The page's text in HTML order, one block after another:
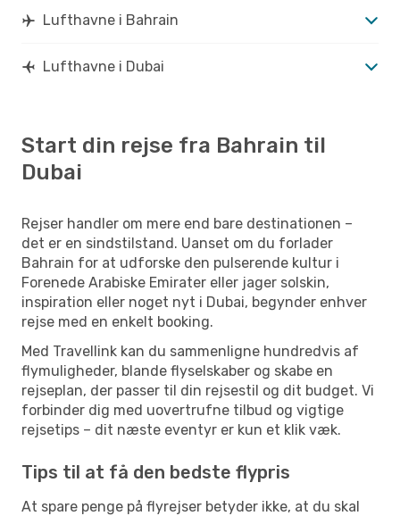
Lufthavne i Bahrain
Lufthavne i Dubai
Start din rejse fra Bahrain til
Dubai
Rejser handler om mere end bare destinationen –
det er en sindstilstand. Uanset om du forlader
Bahrain for at udforske den pulserende kultur i
Forenede Arabiske Emirater eller jager solskin,
inspiration eller noget nyt i Dubai, begynder enhver
rejse med en enkelt booking.
Med Travellink kan du sammenligne hundredvis af
flymuligheder, blande flyselskaber og skabe en
rejseplan, der passer til din rejsestil og dit budget. Vi
forbinder dig med uovertrufne tilbud og vigtige
rejsetips – dit næste eventyr er kun et klik væk.
Tips til at få den bedste flypris
At spare penge på flyrejser betyder ikke, at du skal